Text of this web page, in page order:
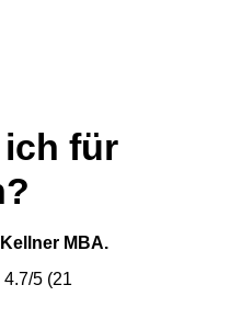
ich für
MBA.
4.7/5 (21